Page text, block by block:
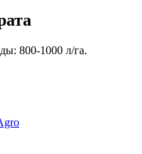
800-1000 л/га.